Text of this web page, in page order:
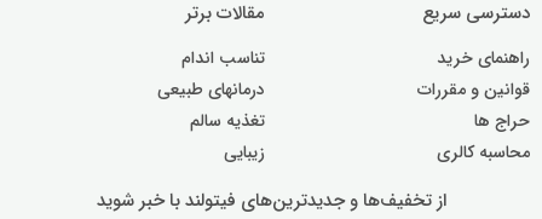
دسترسی سریع
راهنمای خرید
قوانین و مقررات
حراج ها
محاسبه کالری
مقالات برتر
تناسب اندام
درمانهای طبیعی
تغذیه سالم
زیبایی
از تخفیف‌ها و جدیدترین‌های فیتولند با خبر شوید